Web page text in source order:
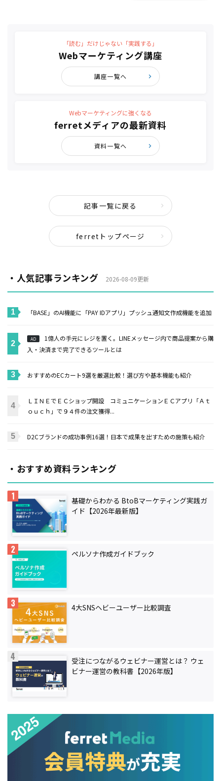
「読む」だけじゃない「実践する」
Webマーケティング講座
講座一覧へ
Webマーケティングに強くなる
ferretメディアの最新資料
資料一覧へ
記事一覧に戻る
ferretトップページ
・人気記事ランキング 2026-08-09更新
「BASE」のAI機能に「PAY IDアプリ」プッシュ通知文作成機能を追加
AD
1億人の手元にレジを置く。LINEメッセージ内で商品提案から購
入・決済まで完了できるツールとは
おすすめのECカート9選を厳選比較！選び方や基本機能も紹介
ＬＩＮＥでＥＣショップ開設 コミュニケーションＥＣアプリ「Ａｔ
ｏｕｃｈ」で９４件の注文獲得...
D2Cブランドの成功事例16選！日本で成果を出すための施策も紹介
・おすすめ資料ランキング
基礎からわかる BtoBマーケティング実践ガ
イド【2026年最新版】
ペルソナ作成ガイドブック
4大SNSヘビーユーザー比較調査
受注につながるウェビナー運営とは？ ウェ
ビナー運営の教科書【2026年版】